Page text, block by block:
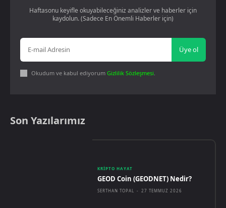
Haftasonu keyifle okuyabileceğiniz analizler ve haberler için
kaydolun. (Sadece En Önemli Haberler için)
Üye ol
Okudum ve kabul ediyorum Gizlilik Sözleşmesi.
Son Yazılarımız
KRIPTO HAYAT
GEOD Coin (GEODNET) Nedir?
SERTHAN TOPAL - 27 TEMMUZ 2026